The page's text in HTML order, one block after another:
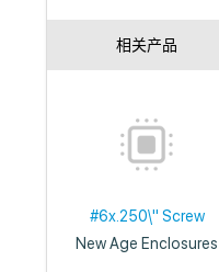
相关产品
#6x.250\" Screw
New Age Enclosures